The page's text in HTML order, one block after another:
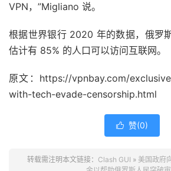
VPN，”Migliano 说。
根据世界银行 2020 年的数据，俄罗
估计有 85% 的人口可以访问互联网。
原文：https://vpnbay.com/
with-tech-evade-censorship.html
 赞(0)
转载需注明本文链接： Clash GUI » 美国政府